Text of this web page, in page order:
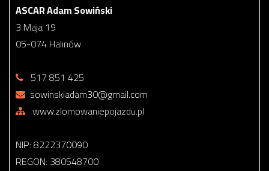
ASCAR Adam Sowiński
3 Maja 19
05-074 Halinów
517 851 425
sowinskiadam30@gmail.com
www.zlomowaniepojazdu.pl
NIP: 8222370090
REGON: 380548700